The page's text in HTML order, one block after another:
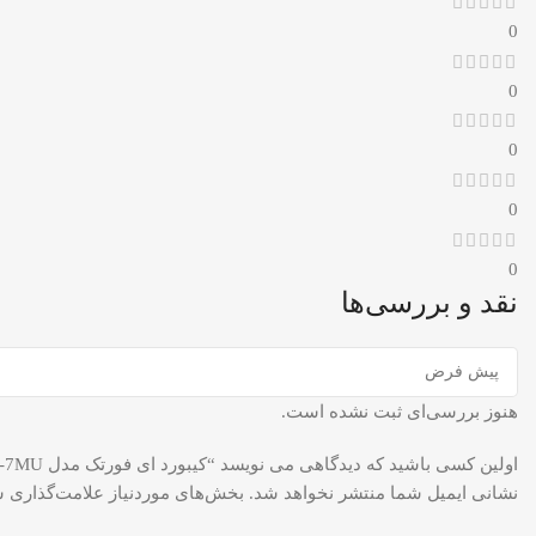
0
0
0
0
0
نقد و بررسی‌ها
هنوز بررسی‌ای ثبت نشده است.
اولین کسی باشید که دیدگاهی می نویسد “کیبورد ای فورتک مدل A4TECH KEYBOARD KL-7MU”
نشانی ایمیل شما منتشر نخواهد شد. بخش‌های موردنیاز علامت‌گذاری